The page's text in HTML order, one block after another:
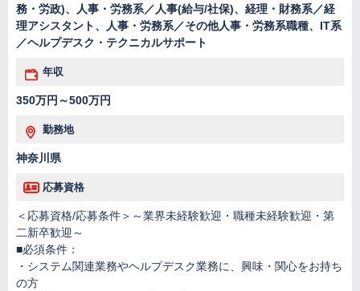
務・労政)、人事・労務系／人事(給与/社保)、経理・財務系／経
理アシスタント、人事・労務系／その他人事・労務系職種、IT系
／ヘルプデスク・テクニカルサポート
年収
350万円～500万円
勤務地
神奈川県
応募資格
＜応募資格/応募条件＞～業界未経験歓迎・職種未経験歓迎・第
二新卒歓迎～
■必須条件：
・システム関連業務やヘルプデスク業務に、興味・関心をお持ち
の方